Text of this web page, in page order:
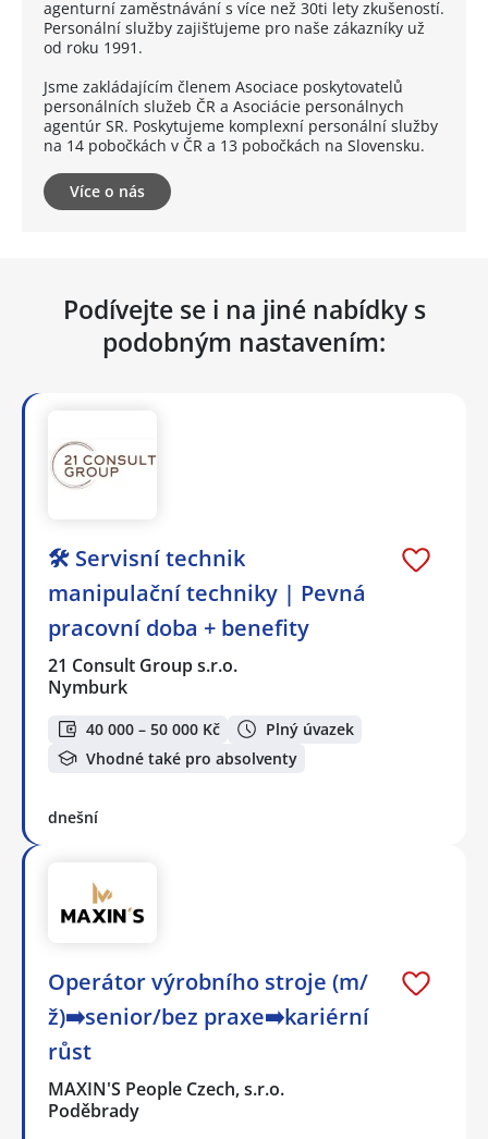
agenturní zaměstnávání s více než 30ti lety zkušeností.
Personální služby zajišťujeme pro naše zákazníky už
od roku 1991.
Jsme zakládajícím členem Asociace poskytovatelů
personálních služeb ČR a Asociácie personálnych
agentúr SR. Poskytujeme komplexní personální služby
na 14 pobočkách v ČR a 13 pobočkách na Slovensku.
Více o nás
Podívejte se i na jiné nabídky s
podobným nastavením:
🛠️ Servisní technik
manipulační techniky | Pevná
pracovní doba + benefity
21 Consult Group s.r.o.
Nymburk
40 000 – 50 000 Kč
Plný úvazek
Vhodné také pro absolventy
dnešní
Operátor výrobního stroje (m/
ž)➡️senior/bez praxe➡️kariérní
růst
MAXIN'S People Czech, s.r.o.
Poděbrady